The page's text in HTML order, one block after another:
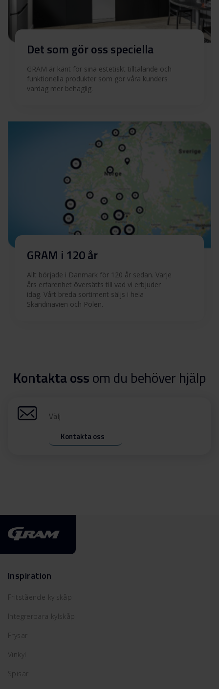
Det som gör oss speciella
GRAM är känt för sina estetiskt tilltalande och
funktionella produkter som gör våra kunders
vardag mer behaglig.
GRAM i 120 år
Allt började i Danmark för 120 år sedan. Varje
års erfarenhet översätts till vad vi erbjuder
idag. Vårt breda sortiment säljs i hela
Skandinavien och Polen.
Kontakta ossom du behöver hjälp
Välj
Kontakta oss
Inspiration
Fritstående kylskåp
Integrerbara kylskåp
Frysar
Vinkyl
Spisar